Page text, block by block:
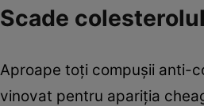
Scade colesterolul
Aproape toţi compuşii anti-
vinovat pentru apariţia